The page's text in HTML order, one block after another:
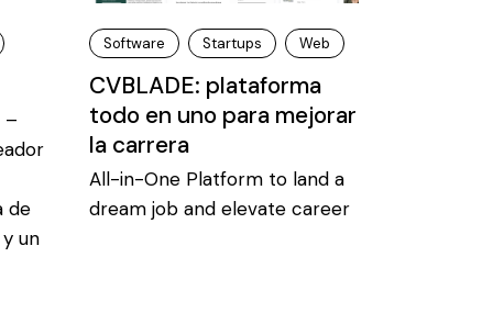
–
de
un
Software Startups Web
CVBLADE: plataforma
todo en uno para mejorar
la carrera
All-in-One Platform to land a
dream job and elevate career